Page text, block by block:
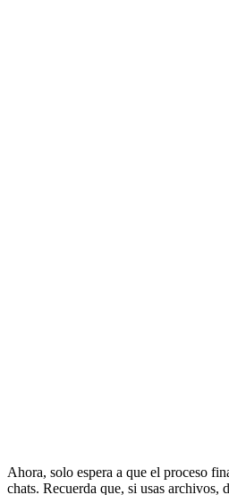
Ahora, solo espera a que el proceso
chats. Recuerda que, si usas archivos,